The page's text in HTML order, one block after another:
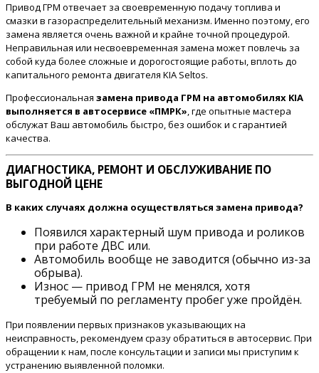
Привод ГРМ отвечает за своевременную подачу топлива и
смазки в газораспределительный механизм. Именно поэтому, его
замена является очень важной и крайне точной процедурой.
Неправильная или несвоевременная замена может повлечь за
собой куда более сложные и дорогостоящие работы, вплоть до
капитального ремонта двигателя KIA Seltos.
Профессиональная замена привода ГРМ на автомобилях KIA
выполняется в автосервисе «ПМРК», где опытные мастера
обслужат Ваш автомобиль быстро, без ошибок и с гарантией
качества.
ДИАГНОСТИКА, РЕМОНТ И ОБСЛУЖИВАНИЕ ПО
ВЫГОДНОЙ ЦЕНЕ
В каких случаях должна осуществляться замена привода?
Появился характерный шум привода и роликов
при работе ДВС или.
Автомобиль вообще не заводится (обычно из-за
обрыва).
Износ — привод ГРМ не менялся, хотя
требуемый по регламенту пробег уже пройдён.
При появлении первых признаков указывающих на
неисправность, рекомендуем сразу обратиться в автосервис. При
обращении к нам, после консультации и записи мы приступим к
устранению выявленной поломки.